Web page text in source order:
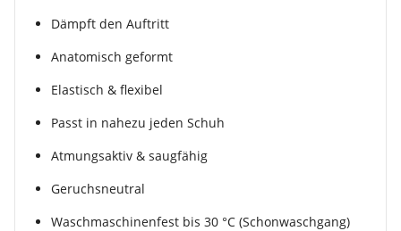
Dämpft den Auftritt
Anatomisch geformt
Elastisch & flexibel
Passt in nahezu jeden Schuh
Atmungsaktiv & saugfähig
Geruchsneutral
Waschmaschinenfest bis 30 °C (Schonwaschgang)